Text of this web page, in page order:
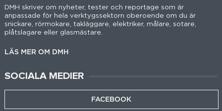
DMH skriver om nyheter, tester och reportage som är
anpassade för hela verktygssektorn oberoende om du är
snickare, rörmokare, takläggare, elektriker, målare, sotare,
plåtslagare eller glasmästare.
LÄS MER OM DMH
SOCIALA MEDIER
FACEBOOK